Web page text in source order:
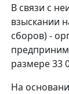
В связи с
взыскании
сборов) -
размере 33
На